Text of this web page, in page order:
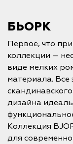
БЬОРК
Первое, что
коллекции –
виде мелких
материала. Все
дизайна
Коллекция
для